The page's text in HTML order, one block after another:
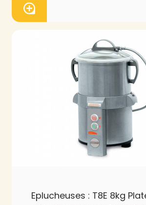
Eplucheuses : T8E 8kg